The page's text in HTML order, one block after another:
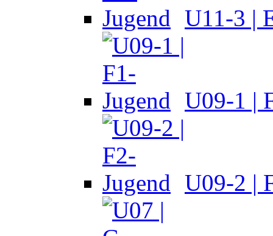
U11-3 |
U09-1 |
U09-2 |